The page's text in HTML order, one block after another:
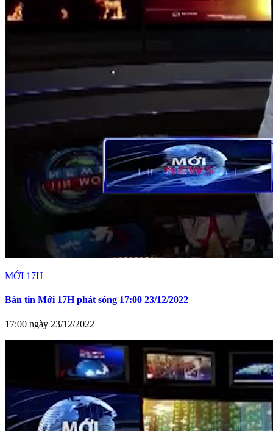
MỚI 17H
Bản tin Mới 17H phát sóng 17:00 23/12/2022
17:00 ngày 23/12/2022